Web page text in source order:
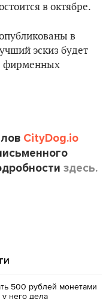
в октябре.
в
эскиз будет
фирменных
CityDog.io
здесь.
500 рублей монетами
него дела